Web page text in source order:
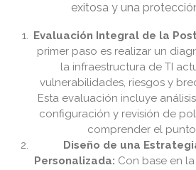
exitosa y una
Evaluación Integral de la
primer paso es realizar un
la infraestructura de TI
vulnerabilidades, riesgos y
Esta evaluación incluye
configuración y revisión de
comprender el
Diseño de una
Personalizada: Con base en